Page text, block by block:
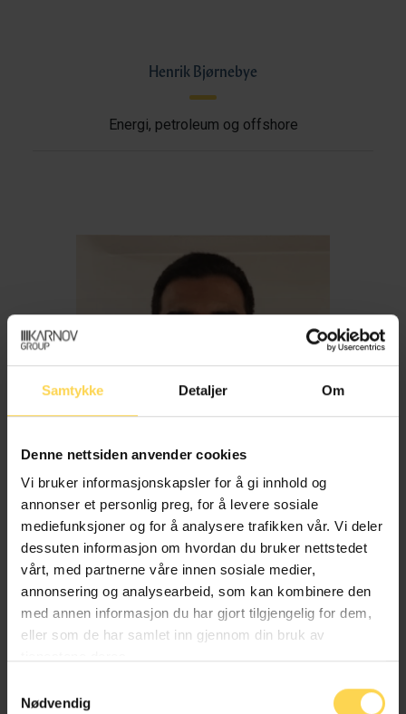
Samtykke Detaljer Om
Denne nettsiden anvender cookies
Vi bruker informasjonskapsler for å gi innhold og
annonser et personlig preg, for å levere sosiale
mediefunksjoner og for å analysere trafikken vår. Vi deler
dessuten informasjon om hvordan du bruker nettstedet
vårt, med partnerne våre innen sosiale medier,
annonsering og analysearbeid, som kan kombinere den
med annen informasjon du har gjort tilgjengelig for dem,
eller som de har samlet inn gjennom din bruk av
Nødvendig
Henrik Bjørnebye
Energi, petroleum og offshore
Imran Haider
Trygderett og pensjonsrett